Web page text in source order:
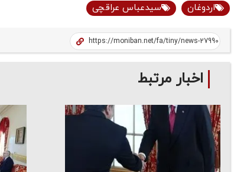
اردوغان سیدعباس عراقچی
اخبار مرتبط